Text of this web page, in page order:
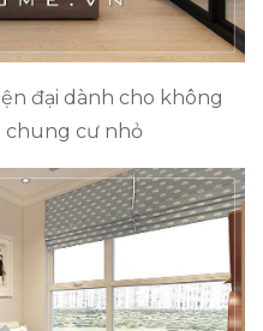
đại dành cho không
chung cư nhỏ